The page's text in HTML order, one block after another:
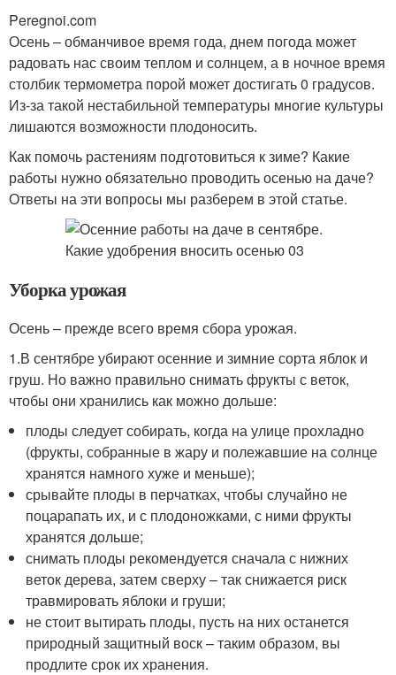
Peregnoi.com
Осень – обманчивое время года, днем погода может
радовать нас своим теплом и солнцем, а в ночное время
столбик термометра порой может достигать 0 градусов.
Из-за такой нестабильной температуры многие культуры
лишаются возможности плодоносить.
Как помочь растениям подготовиться к зиме? Какие
работы нужно обязательно проводить осенью на даче?
Ответы на эти вопросы мы разберем в этой статье.
Уборка урожая
Осень – прежде всего время сбора урожая.
1.В сентябре убирают осенние и зимние сорта яблок и
груш. Но важно правильно снимать фрукты с веток,
чтобы они хранились как можно дольше:
плоды следует собирать, когда на улице прохладно
(фрукты, собранные в жару и полежавшие на солнце
хранятся намного хуже и меньше);
срывайте плоды в перчатках, чтобы случайно не
поцарапать их, и с плодоножками, с ними фрукты
хранятся дольше;
снимать плоды рекомендуется сначала с нижних
веток дерева, затем сверху – так снижается риск
травмировать яблоки и груши;
не стоит вытирать плоды, пусть на них останется
природный защитный воск – таким образом, вы
продлите срок их хранения.